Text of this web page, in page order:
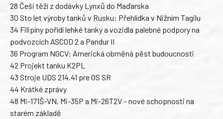
28 Češi těží z dodávky Lynxů do Maďarska
30 Sto let výroby tanků v Rusku: Přehlídka v Nižním Tagilu
34 Filipíny pořídí lehké tanky a vozidla palebné podpory na
podvozcích ASCOD 2 a Pandur II
36 Program NGCV: Americká obrněná pěst budoucnosti
42 Projekt tanku K2PL
43 Stroje UDS 214.41 pre OS SR
44 Krátké zprávy
48 Mi-171Š-VN, Mi-35P a Mi-26T2V – nové schopnosti na
starém základě